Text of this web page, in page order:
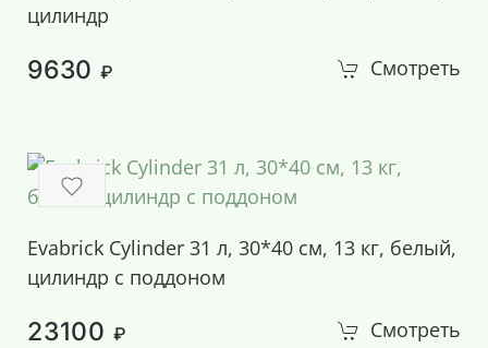
цилиндр
9630 ₽ Смотреть
Evabrick Cylinder 31 л, 30*40 см, 13 кг, белый,
цилиндр с поддоном
23100 ₽ Смотреть